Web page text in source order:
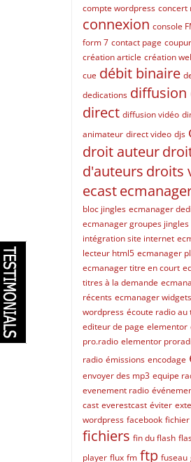
compte wordpress concert
connexion console
form 7 contact page
création article création
cue débit binaire
dedications diffusion
direct diffusion vidéo
animateur direct video djs
droit auteur
d'auteurs droits
ecast
bloc jingles ecmanager
ecmanager groupes jingles
intégration site internet
lecteur html5 ecmanager
ecmanager titre en court
titres à la demande
récents ecmanager widgets
wordpress écoute radio au
editeur de page elementor
pro.radio elementor
radio émissions encodage
envoyer des mp3 equipe
evenement radio
cast everestcast éviter
wordpress facebook
fichiers fin du flash
player flux fm ftp fuseau